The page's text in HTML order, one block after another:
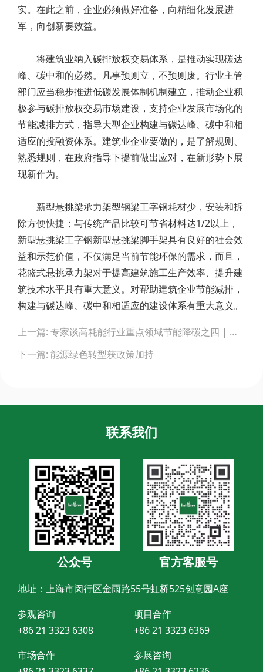
实。在此之前，企业必须做好准备，向精细化发展进
军，向创新要效益。
将建筑业纳入碳排放权交易体系，是推动实现碳达
峰、碳中和的必然。凡事预则立，不预则废。行业主管
部门应当稳步推进低碳发展体制机制建立，推动企业积
极参与碳排放权交易市场建设，支持企业发展市场化的
节能减排方式，指导大型企业构建与碳达峰、碳中和相
适应的投融资体系。建筑业企业要做的，是了解规则、
熟悉规则，在政府指导下提前做出应对，在新形势下展
现新作为。
新型悬挑梁承力架型钢梁工字钢耗材少，安装和拆
除方便快捷；与传统产品比较可节省材料达1/2以上，
新型悬挑梁工字钢新型悬挑梁脚手架具有良好的社会效
益和示范价值，不仅满足当前节能环保的需求，而且，
花篮式悬挑承力架对于提高建筑施工生产效率、提升建
筑技术水平具有重大意义。对帮助建筑企业节能减排，
构建与碳达峰、碳中和相适应的建设体系有重大意义。
navigation
上一篇: 专家谈高耗能行业重点领域节能降碳之四 | 强化能效水平引领作用 推动炼化行业绿色低碳发展
下一篇: 能源绿色转型获政策加持
联系我们
公众号 官方客服号
地址：上海市闵行区金雨路55号虹桥525创意园A座
参观咨询
+86 21 3323 6308
项目合作
+86 21 3323 6369
市场合作
参展咨询